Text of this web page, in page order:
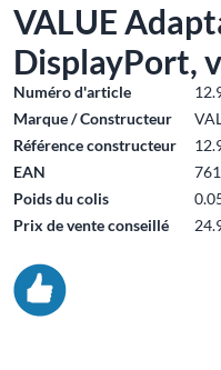
VALUE
DisplayPort,
Numéro d'article
Marque / Constructeur
Référence constructeur
EAN
Poids du colis
Prix de vente conseillé